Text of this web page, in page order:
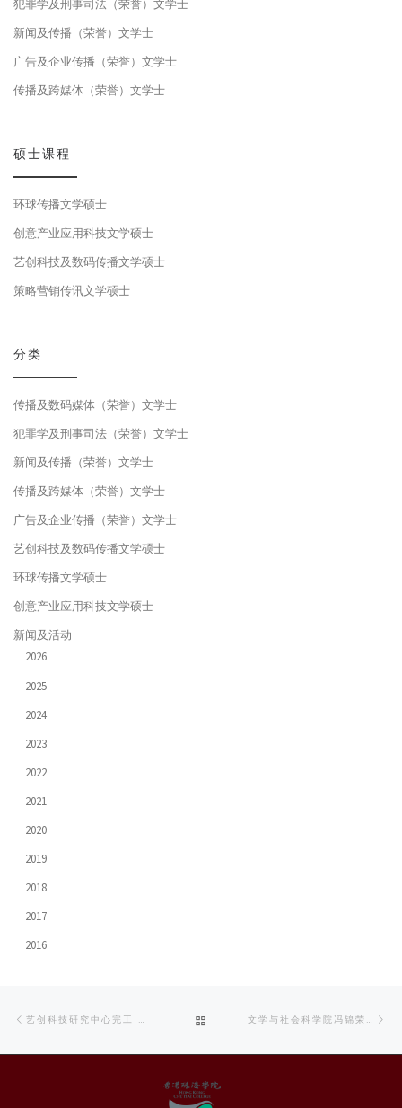
犯罪学及刑事司法（荣誉）文学士
新闻及传播（荣誉）文学士
广告及企业传播（荣誉）文学士
传播及跨媒体（荣誉）文学士
硕士课程
环球传播文学硕士
创意产业应用科技文学硕士
艺创科技及数码传播文学硕士
策略营销传讯文学硕士
分类
传播及数码媒体（荣誉）文学士
犯罪学及刑事司法（荣誉）文学士
新闻及传播（荣誉）文学士
传播及跨媒体（荣誉）文学士
广告及企业传播（荣誉）文学士
艺创科技及数码传播文学硕士
环球传播文学硕士
创意产业应用科技文学硕士
新闻及活动
2026
2025
2024
2023
2022
2021
2020
2019
2018
2017
2016
navigation
TO
POST